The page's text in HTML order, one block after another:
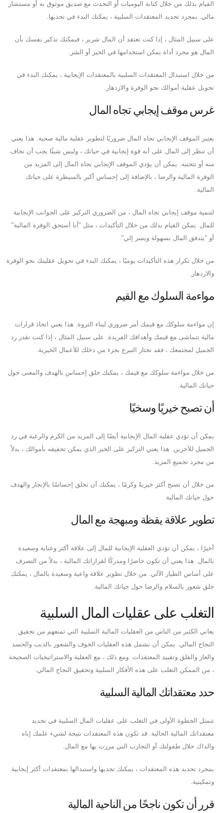
القيام بذلك من خلال كتابة اليوميات أو التحدث مع صديق موثوق به أو مستشار
مالي. بمجرد تحديد المعتقدات السلبية ، يمكنك البدء في تحديها.
على سبيل المثال ، إذا كنت تعتقد أن المال شرير ، فيمكنك تذكير نفسك بأن
المال هو مجرد أداة يمكن استخدامها في الخير أو الشر.
من خلال استبدال المعتقدات السلبية بالمعتقدات الإيجابية ، يمكنك البدء في
تحويل عقلية أموالك نحو الوفرة والازدهار.
غرس موقف إيجابي تجاه المال
يعتبر الموقف الإيجابي تجاه المال ضروريًا لتطوير عقلية مالية صحية. هذا يعني
أن تنظر إلى المال على أنه قوة إيجابية في حياتك ، وليس شيئًا يجب أن تخاف
منه أو تتجنبه. يمكن أن يؤدي الموقف الإيجابي تجاه المال إلى المزيد من
الوفرة المالية والرضا ، بالإضافة إلى إحساس أكبر بالسيطرة على حياتك
المالية.
لتنمية موقف إيجابي تجاه المال ، من الضروري التركيز على الجوانب الإيجابية
للمال. يمكن القيام بذلك من خلال التأكيدات ، مثل "أنا أستحق الوفرة المالية"
أو "يتدفق المال بسهولة ويسر إلي".
من خلال تكرار هذه التأكيدات يوميًا ، يمكنك البدء في تحويل عقليتك نحو الوفرة
والازدهار.
مواءمة السلوك مع القيم
إن مواءمة سلوكك مع قيمك أمر ضروري لبناء الثروة. هذا يعني اتخاذ قرارات
مالية تتماشى مع قيمك وأهدافك الفريدة. على سبيل المثال ، إذا كنت تقدر رد
الجميل لمجتمعك ، فقد تختار التبرع بجزء من دخلك للأعمال الخيرية.
من خلال مواءمة سلوكك مع قيمك ، يمكنك خلق إحساس بالهدف والمعنى حول
حياتك المالية.
أن تصبح خيريًا وسخيًا
يمكن أن تؤدي عقلية المال الإيجابية أيضًا إلى المزيد من الكرم والرغبة في رد
الجميل للآخرين. هذا يعني التركيز على الخير الذي يمكن تحقيقه بأموالك ، بدلاً
من مجرد تجميع المزيد.
من خلال أن تصبح أكثر خيريةً وكرمًا ، يمكنك أن تخلق إحساسًا بالإنجاز والهدف
حول حياتك المالية.
تطوير علاقة يقظة ومبهجة مع المال
أخيرًا ، يمكن أن تؤدي العقلية الإيجابية للمال إلى علاقة أكثر وعناية وسعيدة
بالمال. هذا يعني أن تكون حاضرًا ومدركًا لقراراتك المالية ، بدلاً من التصرف
على أساس الطيار الآلي. من خلال تطوير علاقة واعية وسعيدة بالمال ، يمكنك
خلق شعور بالسلام والرضا حول حياتك المالية.
التغلب على عقليات المال السلبية
يعاني الكثير من الناس من العقليات المالية السلبية التي تمنعهم من تحقيق
النجاح المالي. يمكن أن تشمل هذه العقليات الخوف والشعور بالذنب والحسد
والعار والقلق وتقييد المعتقدات. ومع ذلك ، مع العقلية والاستراتيجيات الصحيحة
، من الممكن التغلب على هذه الأفكار السلبية وتحقيق النجاح المالي.
حدد معتقداتك المالية السلبية
تتمثل الخطوة الأولى في التغلب على عقليات المال السلبية في تحديد
معتقداتك المالية الحالية. قد تكون هذه المعتقدات نتيجة لشيء علمك إياه
والداك خلال طفولتك أو التجارب التي مررت بها مع المال.
بمجرد تحديد هذه المعتقدات ، يمكنك تحديها واستبدالها بمعتقدات أكثر إيجابية
وتمكينية.
قرر أن تكون ناجحًا من الناحية المالية